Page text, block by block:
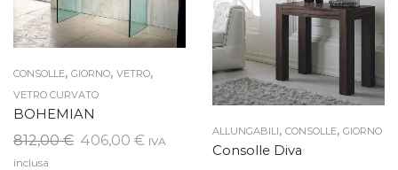
CONSOLLE, GIORNO, VETRO,
VETRO CURVATO
BOHEMIAN
812,00€ Il
406,00 €IlIVA
inclusa
ALLUNGABILI, CONSOLLE, GIORNO
Consolle Diva